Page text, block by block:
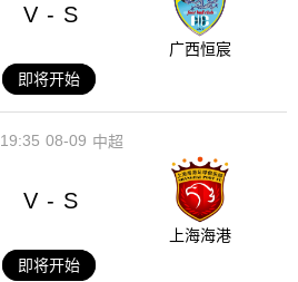
V - S
广西恒宸
即将开始
08-09
19:35 中超
V - S
上海海港
即将开始